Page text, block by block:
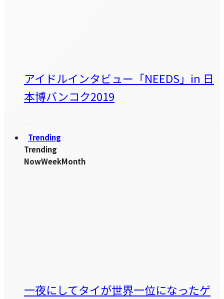
アイドルインタビュー「NEEDS」in 日
本博バンコク2019
Trending
Trending
NowWeekMonth
一夜にしてタイが世界一位になったゲ